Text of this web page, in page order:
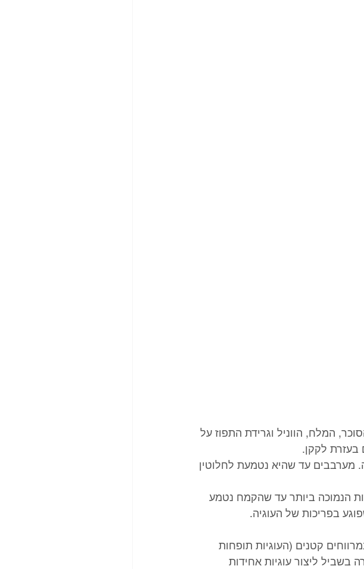
המלח, הווניל וגרידת התפוז על
מערבבים עד שהיא נטמעת לחלוטין
הנמוכה ביותר עד שהקמח נטמע
בפריכות של העוגיה.
קטנים (העוגיות תופחות
ליצור עוגיות אחידות